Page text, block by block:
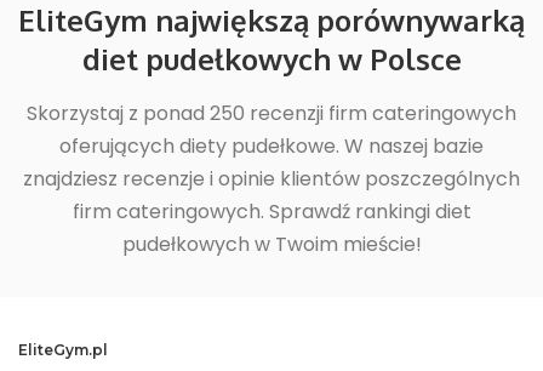
EliteGym największą porównywarką
diet pudełkowych w Polsce
Skorzystaj z ponad 250 recenzji firm cateringowych
oferujących diety pudełkowe. W naszej bazie
znajdziesz recenzje i opinie klientów poszczególnych
firm cateringowych. Sprawdź rankingi diet
pudełkowych w Twoim mieście!
EliteGym.pl